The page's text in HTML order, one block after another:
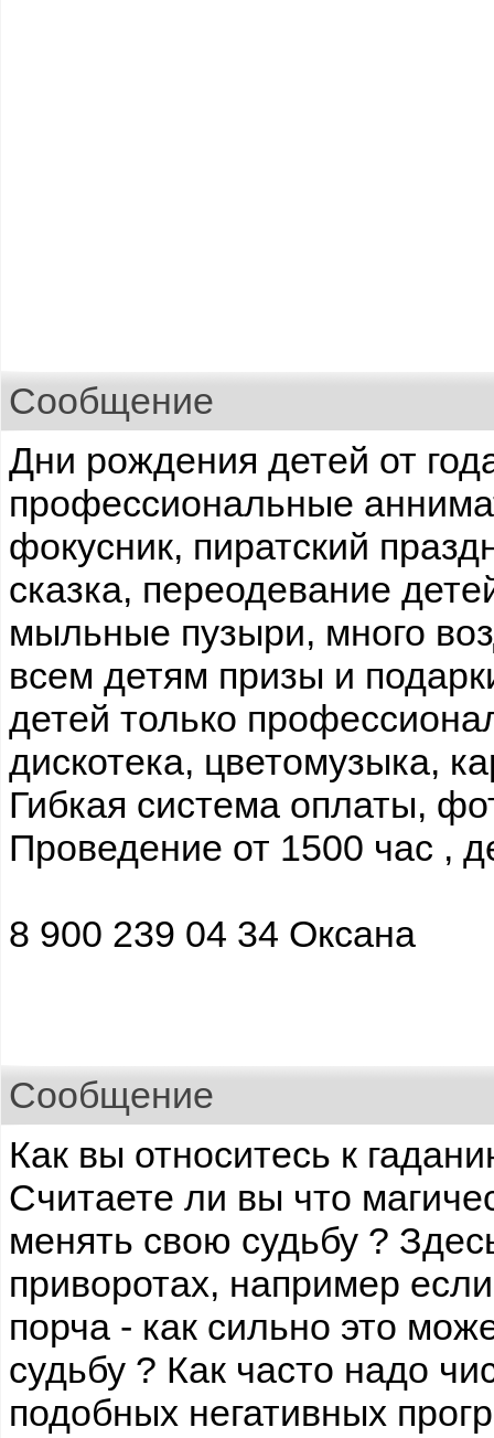
Сообщение
Дни рождения детей от
профессиональные
фокусник, пиратский
сказка, переодевание
мыльные пузыри, много
всем детям призы и
детей только
дискотека, цветомузыка,
Гибкая система оплаты,
Проведение от 1500 час ,
8 900 239 04 34 Оксана
Сообщение
Как вы относитесь к
Считаете ли вы что
менять свою судьбу ?
приворотах, например
порча - как сильно это
судьбу ? Как часто надо
подобных негативных